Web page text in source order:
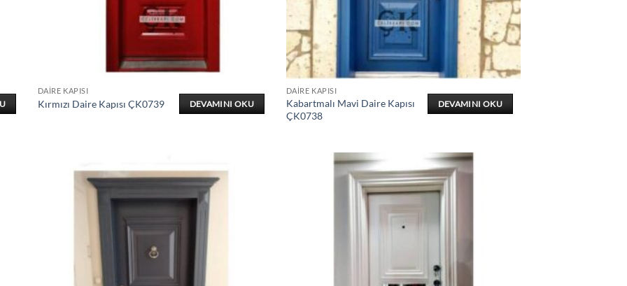
DAIRE KAPISI
Kırmızı Daire Kapısı ÇK0739 DEVAMINI OKU
DAIRE KAPISI
Kabartmalı Mavi Daire Kapısı
ÇK0738
DEVAMINI OKU